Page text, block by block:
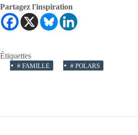
Partagez l'inspiration
Étiquettes
# FAMILLE # POLARS